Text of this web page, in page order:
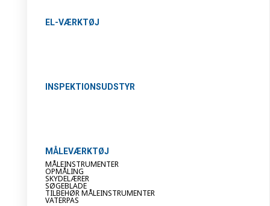
EL-VÆRKTØJ
INSPEKTIONSUDSTYR
MÅLEVÆRKTØJ
MÅLEINSTRUMENTER
OPMÅLING
SKYDELÆRER
SØGEBLADE
TILBEHØR MÅLEINSTRUMENTER
VATERPAS